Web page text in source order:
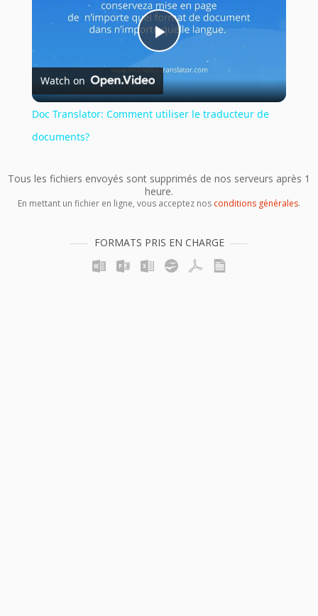
Play
Video
Watch on
Doc Translator: Comment utiliser le traducteur de
documents?
Tous les fichiers envoyés sont supprimés de nos serveurs après 1
heure.
En mettant un fichier en ligne, vous acceptez nos conditions générales.
FORMATS PRIS EN CHARGE